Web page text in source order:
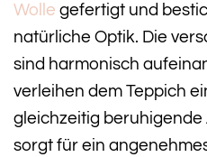
Wolle gefertigt und
natürliche Optik. Die
sind harmonisch
verleihen dem Teppich
gleichzeitig beruhigende
sorgt für ein